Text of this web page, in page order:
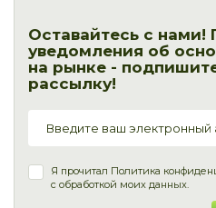
Оставайтесь с нами!
уведомления об
на рынке -
рассылку!
Я прочитал Политика
с обработкой моих данных.